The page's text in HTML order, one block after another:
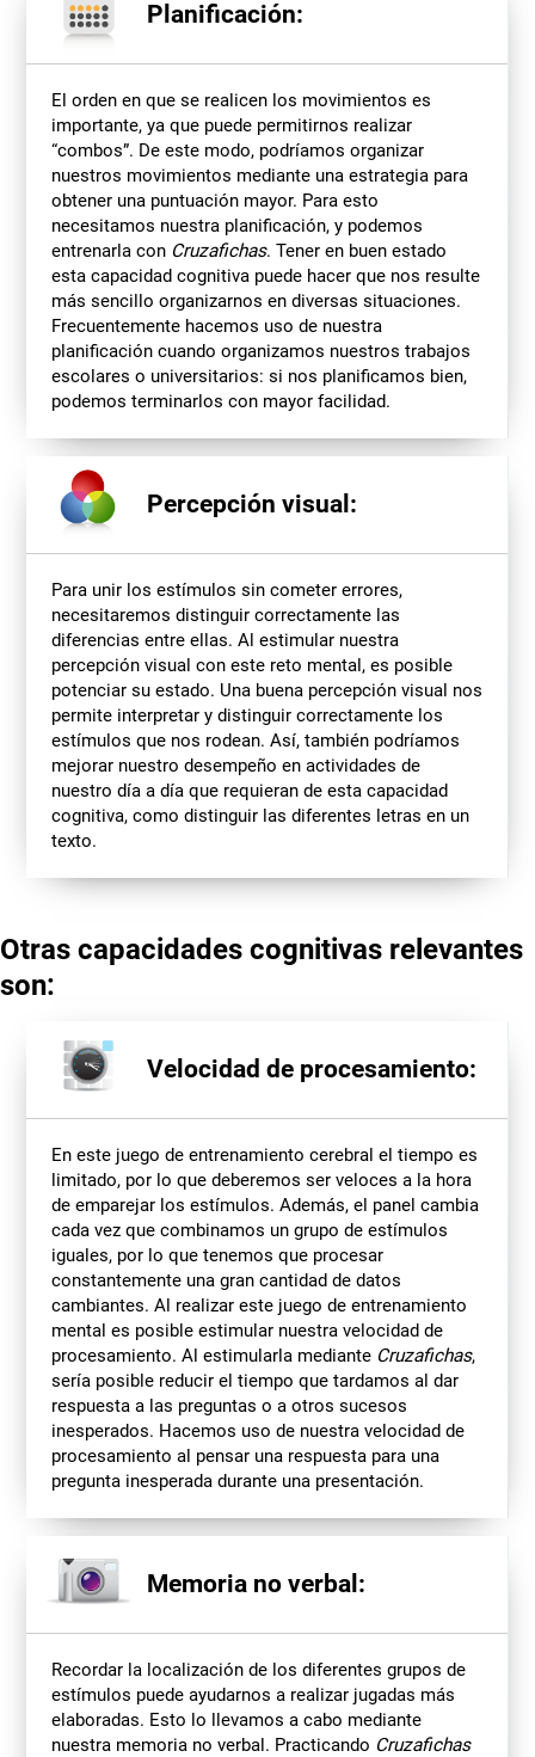
Planificación:
El orden en que se realicen los movimientos es
importante, ya que puede permitirnos realizar
“combos”. De este modo, podríamos organizar
nuestros movimientos mediante una estrategia para
obtener una puntuación mayor. Para esto
necesitamos nuestra planificación, y podemos
entrenarla con Cruzafichas. Tener en buen estado
esta capacidad cognitiva puede hacer que nos resulte
más sencillo organizarnos en diversas situaciones.
Frecuentemente hacemos uso de nuestra
planificación cuando organizamos nuestros trabajos
escolares o universitarios: si nos planificamos bien,
podemos terminarlos con mayor facilidad.
Percepción visual:
Para unir los estímulos sin cometer errores,
necesitaremos distinguir correctamente las
diferencias entre ellas. Al estimular nuestra
percepción visual con este reto mental, es posible
potenciar su estado. Una buena percepción visual nos
permite interpretar y distinguir correctamente los
estímulos que nos rodean. Así, también podríamos
mejorar nuestro desempeño en actividades de
nuestro día a día que requieran de esta capacidad
cognitiva, como distinguir las diferentes letras en un
texto.
Otras capacidades cognitivas relevantes
son:
Velocidad de procesamiento:
En este juego de entrenamiento cerebral el tiempo es
limitado, por lo que deberemos ser veloces a la hora
de emparejar los estímulos. Además, el panel cambia
cada vez que combinamos un grupo de estímulos
iguales, por lo que tenemos que procesar
constantemente una gran cantidad de datos
cambiantes. Al realizar este juego de entrenamiento
mental es posible estimular nuestra velocidad de
procesamiento. Al estimularla mediante Cruzafichas,
sería posible reducir el tiempo que tardamos al dar
respuesta a las preguntas o a otros sucesos
inesperados. Hacemos uso de nuestra velocidad de
procesamiento al pensar una respuesta para una
pregunta inesperada durante una presentación.
Memoria no verbal:
Recordar la localización de los diferentes grupos de
estímulos puede ayudarnos a realizar jugadas más
elaboradas. Esto lo llevamos a cabo mediante
nuestra memoria no verbal. Practicando Cruzafichas